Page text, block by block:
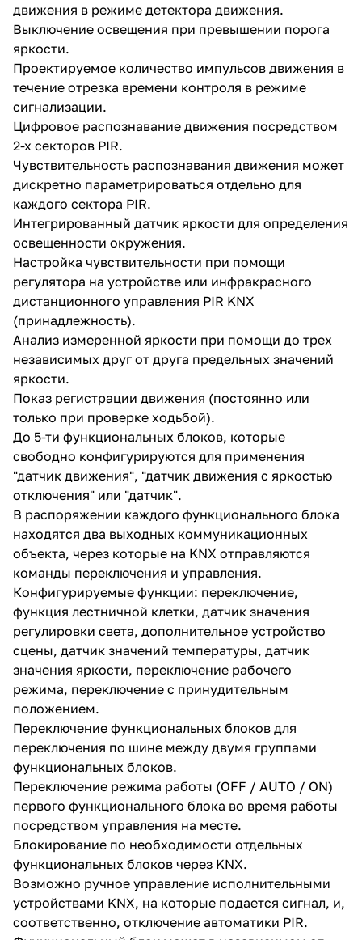
движения в режиме детектора движения.
Выключение освещения при превышении порога
яркости.
Проектируемое количество импульсов движения в
течение отрезка времени контроля в режиме
сигнализации.
Цифровое распознавание движения посредством
2-х секторов PIR.
Чувствительность распознавания движения может
дискретно параметрироваться отдельно для
каждого сектора PIR.
Интегрированный датчик яркости для определения
освещенности окружения.
Настройка чувствительности при помощи
регулятора на устройстве или инфракрасного
дистанционного управления PIR KNX
(принадлежность).
Анализ измеренной яркости при помощи до трех
независимых друг от друга предельных значений
яркости.
Показ регистрации движения (постоянно или
только при проверке ходьбой).
До 5-ти функциональных блоков, которые
свободно конфигурируются для применения
"датчик движения", "датчик движения с яркостью
отключения" или "датчик".
В распоряжении каждого функционального блока
находятся два выходных коммуникационных
объекта, через которые на KNX отправляются
команды переключения и управления.
Конфигурируемые функции: переключение,
функция лестничной клетки, датчик значения
регулировки света, дополнительное устройство
сцены, датчик значений температуры, датчик
значения яркости, переключение рабочего
режима, переключение с принудительным
положением.
Переключение функциональных блоков для
переключения по шине между двумя группами
функциональных блоков.
Переключение режима работы (OFF / AUTO / ON)
первого функционального блока во время работы
посредством управления на месте.
Блокирование по необходимости отдельных
функциональных блоков через KNX.
Возможно ручное управление исполнительными
устройствами KNX, на которые подается сигнал, и,
соответственно, отключение автоматики PIR.